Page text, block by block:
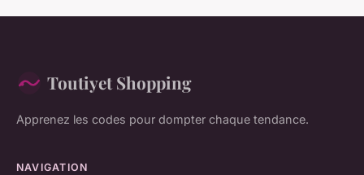
Toutiyet Shopping
Apprenez les codes pour dompter chaque tendance.
NAVIGATION